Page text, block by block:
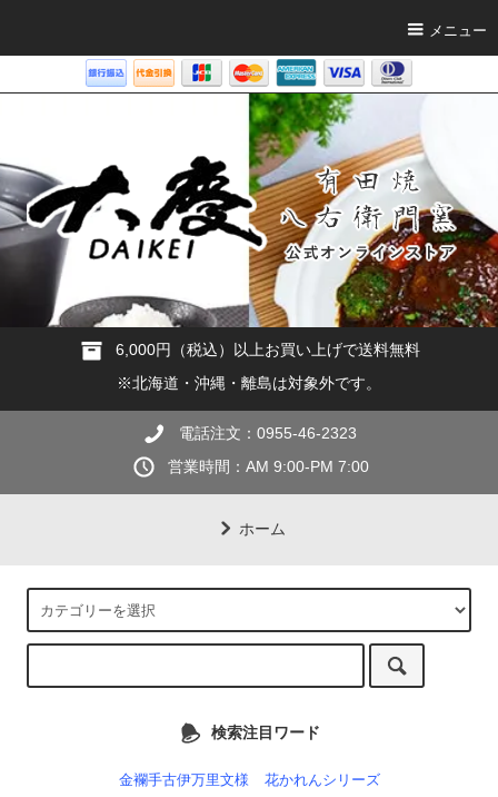
メニュー
6,000円（税込）以上お買い上げで送料無料
※北海道・沖縄・離島は対象外です。
電話注文：0955-46-2323
営業時間：AM 9:00-PM 7:00
ホーム
検索注目ワード
金襴手古伊万里文様
花かれんシリーズ